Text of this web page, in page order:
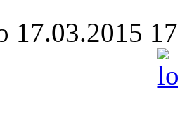
17.03.2015